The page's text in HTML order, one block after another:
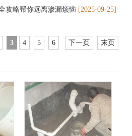
攻略帮你远离渗漏烦恼 [2025-09-25]
3 4 5 6 下一页 末页